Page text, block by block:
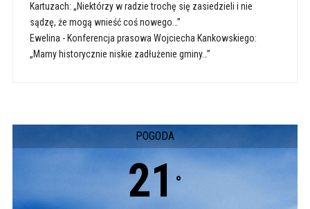
Kartuzach: „Niektórzy w radzie trochę się zasiedzieli i nie
sądzę, że mogą wnieść coś nowego…”
Ewelina- Konferencja prasowa Wojciecha Kankowskiego:
„Mamy historycznie niskie zadłużenie gminy…”
POGODA
21 °